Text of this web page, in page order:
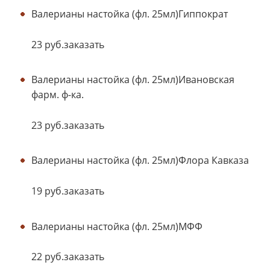
Валерианы настойка (фл. 25мл)Гиппократ
23 руб.заказать
Валерианы настойка (фл. 25мл)Ивановская
фарм. ф-ка.
23 руб.заказать
Валерианы настойка (фл. 25мл)Флора Кавказа
19 руб.заказать
Валерианы настойка (фл. 25мл)МФФ
22 руб.заказать